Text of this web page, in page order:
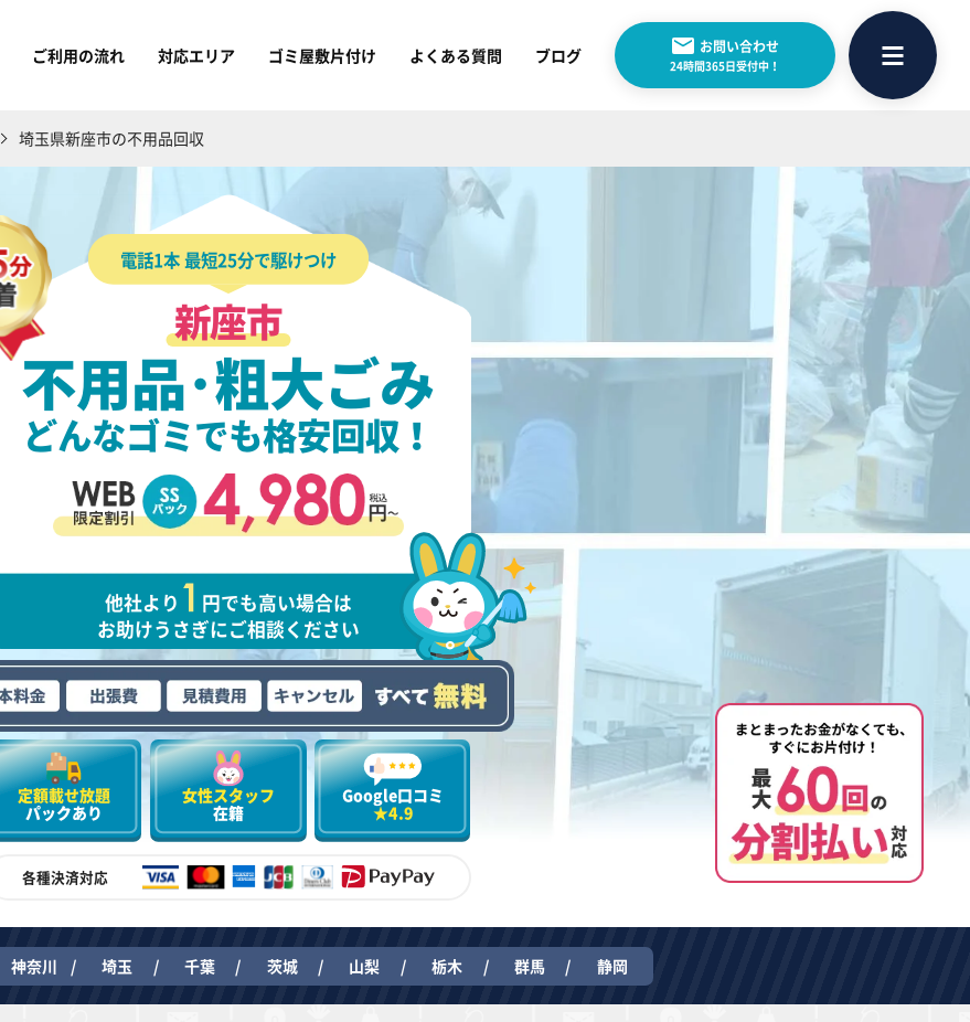
ご利用の流れ 対応エリア ゴミ屋敷片付け よくある質問 ブログ お問い合わせ
24時間365日受付中！
埼玉県新座市の不用品回収
電話1本 最短25分で駆けつけ
新座市
不用品･粗大ごみ
どんなゴミでも格安回収！
他社より
円でも高い場合は
お助けうさぎにご相談ください
定額載せ放題
パックあり
女性スタッフ
在籍
Google口コミ
★4.9
各種決済対応
神奈川 埼玉 千葉 茨城 山梨 栃木 群馬 静岡